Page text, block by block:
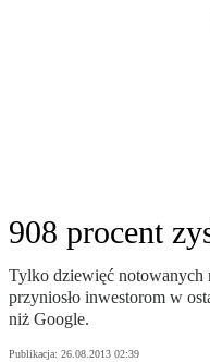
908 procent
Tylko dziewięć notowanych
przyniosło inwestorom w
niż Google.
Publikacja: 26.08.2013 02:39